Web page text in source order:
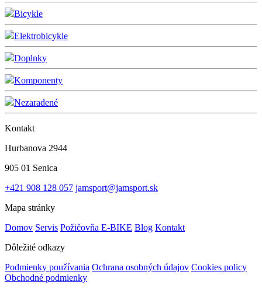
Bicykle
Elektrobicykle
Doplnky
Komponenty
Nezaradené
Kontakt
Hurbanova 2944
905 01 Senica
+421 908 128 057 jamsport@jamsport.sk
Mapa stránky
Domov Servis Požičovňa E-BIKE Blog Kontakt
Dôležité odkazy
Podmienky používania Ochrana osobných údajov Cookies policy
Obchodné podmienky